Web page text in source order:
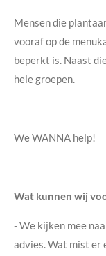
Mensen die
vooraf op de
beperkt is. Naast
hele groepen.
We WANNA help!
Wat kunnen wij
- We kijken mee
advies. Wat mist er